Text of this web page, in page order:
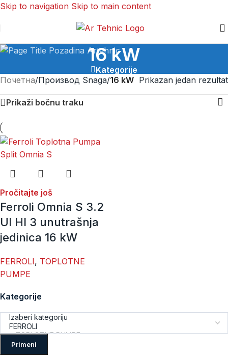
Skip to navigation Skip to main content
16 kW
Kategorije
Kategorije
Primeni
Почетна/Производ Snaga/16 kW Prikazan jedan rezultat
Prikaži bočnu traku
Pročitajte još
Ferroli Omnia S 3.2
UI HI 3 unutrašnja
jedinica 16 kW
FERROLI, TOPLOTNE
PUMPE